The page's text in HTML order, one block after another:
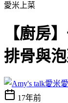
愛米上菜
【廚房
排骨與
17年前